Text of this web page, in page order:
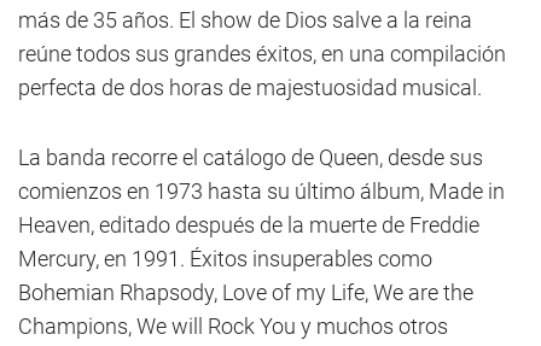
más de 35 años. El show de Dios salve a la reina
reúne todos sus grandes éxitos, en una compilación
perfecta de dos horas de majestuosidad musical.
La banda recorre el catálogo de Queen, desde sus
comienzos en 1973 hasta su último álbum, Made in
Heaven, editado después de la muerte de Freddie
Mercury, en 1991. Éxitos insuperables como
Bohemian Rhapsody, Love of my Life, We are the
Champions, We will Rock You y muchos otros